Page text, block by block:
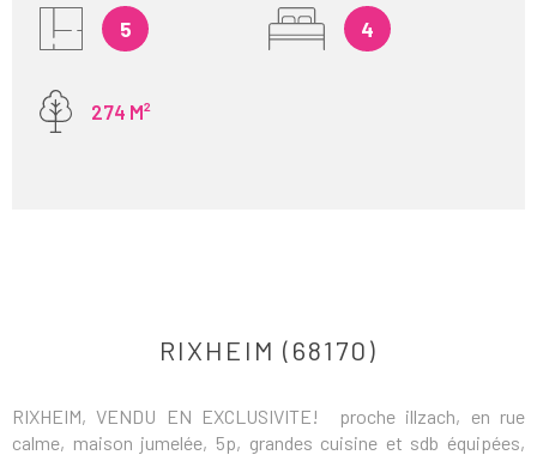
5 4
274 M²
RIXHEIM (68170)
RIXHEIM, VENDU EN EXCLUSIVITE! proche illzach, en rue
calme, maison jumelée, 5p, grandes cuisine et sdb équipées,